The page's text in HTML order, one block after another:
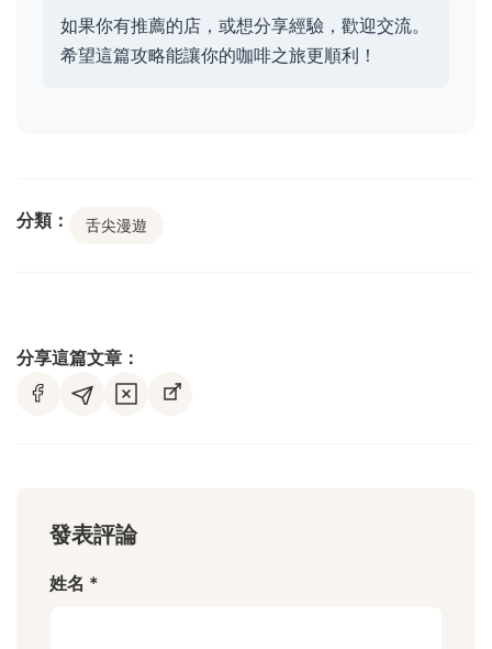
如果你有推薦的店，或想分享經驗，歡迎交流。
希望這篇攻略能讓你的咖啡之旅更順利！
分類： 舌尖漫遊
分享這篇文章：
發表評論
姓名 *